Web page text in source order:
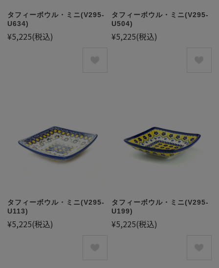
タフィーボウル・ミニ(V295-
U634)
¥5,225(税込)
タフィーボウル・ミニ(V295-
U504)
¥5,225(税込)
タフィーボウル・ミニ(V295-
U113)
¥5,225(税込)
タフィーボウル・ミニ(V295-
U199)
¥5,225(税込)